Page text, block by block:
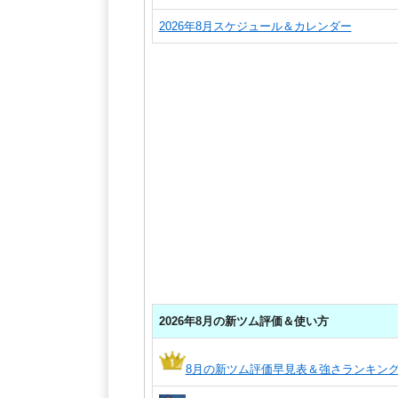
2026年8月スケジュール＆カレンダー
2026年8月の新ツム評価＆使い方
8月の新ツム評価早見表＆強さランキン